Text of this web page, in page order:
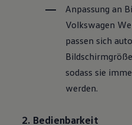
Anpassung an
Volkswagen
passen sich
sodass sie
werden.
2. Bedienbarkeit